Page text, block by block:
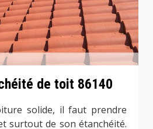
de toit 86140
solide, il faut prendre
surtout de son étanchéité.